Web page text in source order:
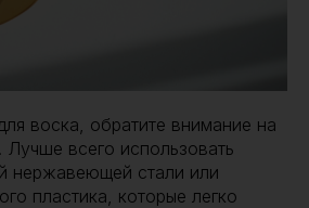
воска, обратите внимание на
всего использовать
нержавеющей стали или
пластика, которые легко